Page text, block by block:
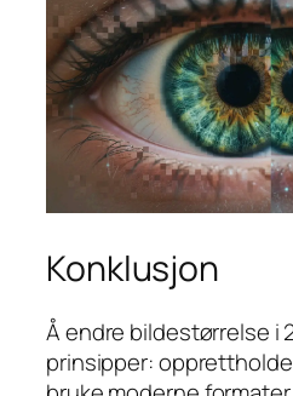
Konklusjon
Å endre bildestørrelse i
prinsipper: